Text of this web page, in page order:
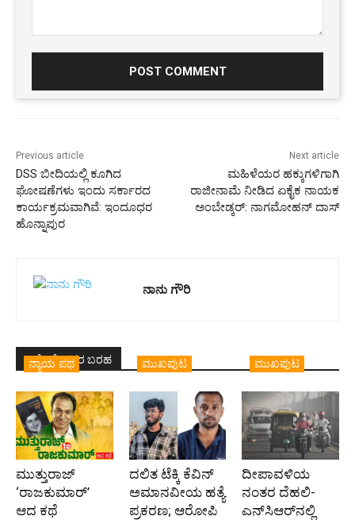
Previous article
DSS ಬೀದಿಯಲ್ಲಿ ಕೂಗಿದ
ಘೋ‍‍‍‍‍ಷಣೆಗಳು ಇಂದು ಸರ್ಕಾರದ
ಕಾರ್ಯಕ್ರಮವಾಗಿವೆ: ಇಂದೂಧರ
ಹೊನ್ನಾಪುರ
Next article
ಮಹಿಳೆಯರ ಹಕ್ಕುಗಳಿಗಾಗಿ
ರಾಜೀನಾಮೆ ನೀಡಿದ ಏಕೈಕ ನಾಯಕ
ಅಂಬೇಡ್ಕರ್: ನಾಗಮೋಹನ್ ದಾಸ್
ನಾನು ಗೌರಿ
ಇದೇ ಲೇಖಕರ ಬರಹ
ನ್ಯಾಯ ಪಥ
ಮುತ್ತುರಾಜ್
‘ರಾಜಕುಮಾರ್‍’
ಆದ ಕಥೆ
ಮುಖಪುಟ
ದಲಿತ ಟೆಕ್ಕಿ ಕೆವಿನ್
ಅಮಾನವೀಯ ಹತ್ಯೆ
ಪ್ರಕರಣ; ಆರೋಪಿ
ಮುಖಪುಟ
ದೀಪಾವಳಿಯ
ನಂತರ ದೆಹಲಿ-
ಎನ್‌ಸಿಆರ್‌ನಲ್ಲಿ